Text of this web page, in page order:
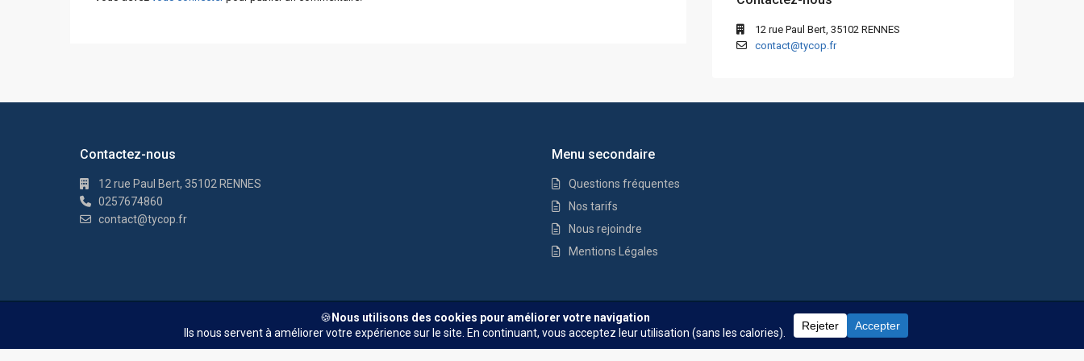
12 rue Paul Bert, 35102 RENNES
contact@tycop.fr
Contactez-nous
12 rue Paul Bert, 35102 RENNES
0257674860
contact@tycop.fr
Menu secondaire
Questions fréquentes
Nos tarifs
Nous rejoindre
Mentions Légales
Nos tarifsNous rejoindre